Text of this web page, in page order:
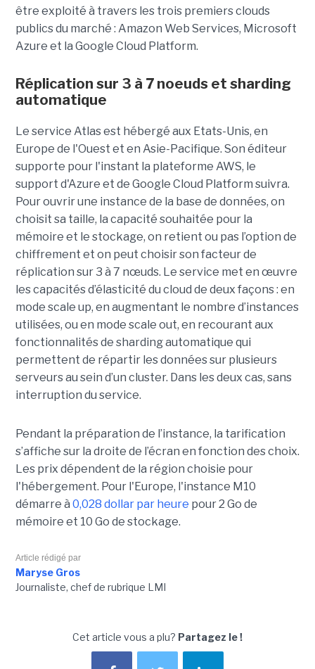
être exploité à travers les trois premiers clouds
publics du marché : Amazon Web Services, Microsoft
Azure et la Google Cloud Platform.
Réplication sur 3 à 7 noeuds et sharding
automatique
Le service Atlas est hébergé aux Etats-Unis, en
Europe de l'Ouest et en Asie-Pacifique. Son éditeur
supporte pour l'instant la plateforme AWS, le
support d'Azure et de Google Cloud Platform suivra.
Pour ouvrir une instance de la base de données, on
choisit sa taille, la capacité souhaitée pour la
mémoire et le stockage, on retient ou pas l’option de
chiffrement et on peut choisir son facteur de
réplication sur 3 à 7 nœuds. Le service met en œuvre
les capacités d’élasticité du cloud de deux façons : en
mode scale up, en augmentant le nombre d’instances
utilisées, ou en mode scale out, en recourant aux
fonctionnalités de sharding automatique qui
permettent de répartir les données sur plusieurs
serveurs au sein d’un cluster. Dans les deux cas, sans
interruption du service.
Pendant la préparation de l’instance, la tarification
s’affiche sur la droite de l’écran en fonction des choix.
Les prix dépendent de la région choisie pour
l'hébergement. Pour l'Europe, l'instance M10
démarre à 0,028 dollar par heure pour 2 Go de
mémoire et 10 Go de stockage.
Article rédigé par
Maryse Gros
Journaliste, chef de rubrique LMI
Cet article vous a plu? Partagez le !